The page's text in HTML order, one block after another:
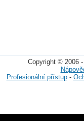
Copyright © 2006
Profesionální přístup-